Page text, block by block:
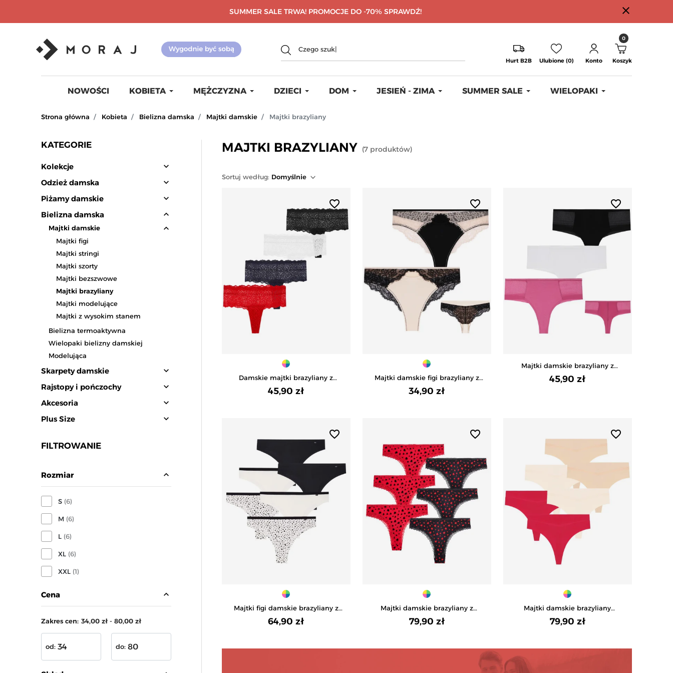
SUMMER SALE TRWA! PROMOCJE DO -70% SPRAWDŹ! close
Hurt B2B Ulubione (0) Konto
0
Koszyk
NOWOŚCI KOBIETA MĘŻCZYZNA DZIECI DOM JESIEŃ - ZIMA SUMMER SALE WIELOPAKI
Strona główna Kobieta Bielizna damska Majtki damskie Majtki brazyliany
KATEGORIE
Kolekcje expand_more
Odzież damska expand_more
Piżamy damskie expand_more
Bielizna damska expand_less
Majtki damskie expand_less
Majtki figi
Majtki stringi
Majtki szorty
Majtki bezszwowe
Majtki brazyliany
Majtki modelujące
Majtki z wysokim stanem
Bielizna termoaktywna
Wielopaki bielizny damskiej
Modelująca
Skarpety damskie expand_more
Rajstopy i pończochy expand_more
Akcesoria expand_more
Plus Size expand_more
FILTROWANIE
Rozmiar expand_less
S (6)
M (6)
L (6)
XL (6)
XXL (1)
Cena expand_less
Zakres cen: 34,00 zł - 80,00 zł
od: do:
MAJTKI BRAZYLIANY (7 produktów)
Sortuj według: Domyślnie
favorite_border
Damskie majtki brazyliany z
koronkowym pasem 4-pak -
WIELOKOLOROWY
45,90 zł
favorite_border
Majtki damskie figi brazyliany z
koronkowym tyłem 2-pak -
WIELOKOLOROWY
34,90 zł
favorite_border
Majtki damskie brazyliany z
siateczkowym wykończeniem 3-
pak
45,90 zł
favorite_border
Majtki figi damskie brazyliany z
wiskozy 6-pak - WIELOKOLOROWY
64,90 zł
favorite_border
Majtki damskie brazyliany z
siateczki w serduszka 6-pak -
WIELOKOLOROWY
79,90 zł
favorite_border
Majtki damskie brazyliany
bezszwowe 6-pak -
WIELOKOLOROWY
79,90 zł